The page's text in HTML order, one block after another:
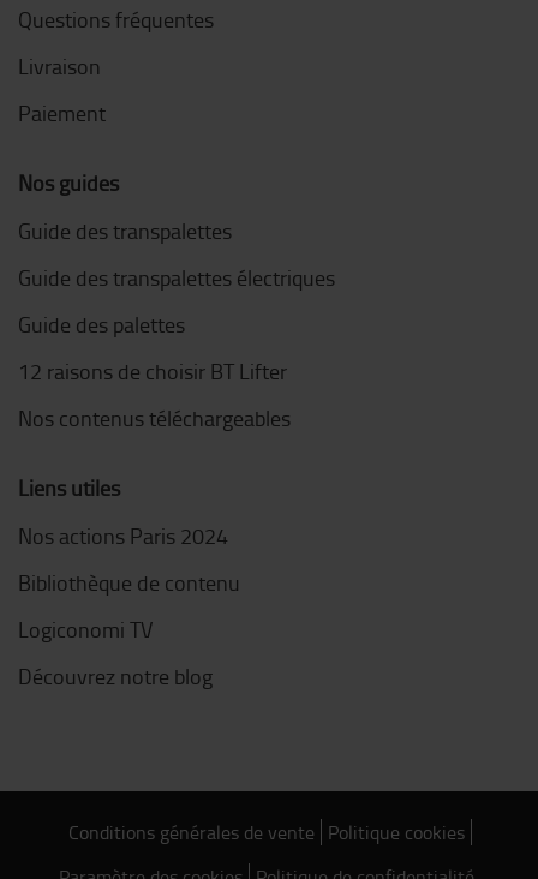
Questions fréquentes
Livraison
Paiement
Nos guides
Guide des transpalettes
Guide des transpalettes électriques
Guide des palettes
12 raisons de choisir BT Lifter
Nos contenus téléchargeables
Liens utiles
Nos actions Paris 2024
Bibliothèque de contenu
Logiconomi TV
Découvrez notre blog
Conditions générales de vente Politique cookies